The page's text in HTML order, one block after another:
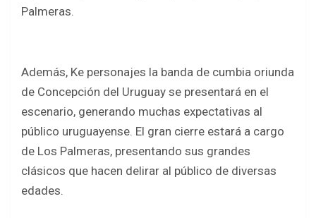
Palmeras.
Además, Ke personajes la banda de cumbia oriunda
de Concepción del Uruguay se presentará en el
escenario, generando muchas expectativas al
público uruguayense. El gran cierre estará a cargo
de Los Palmeras, presentando sus grandes
clásicos que hacen delirar al público de diversas
edades.